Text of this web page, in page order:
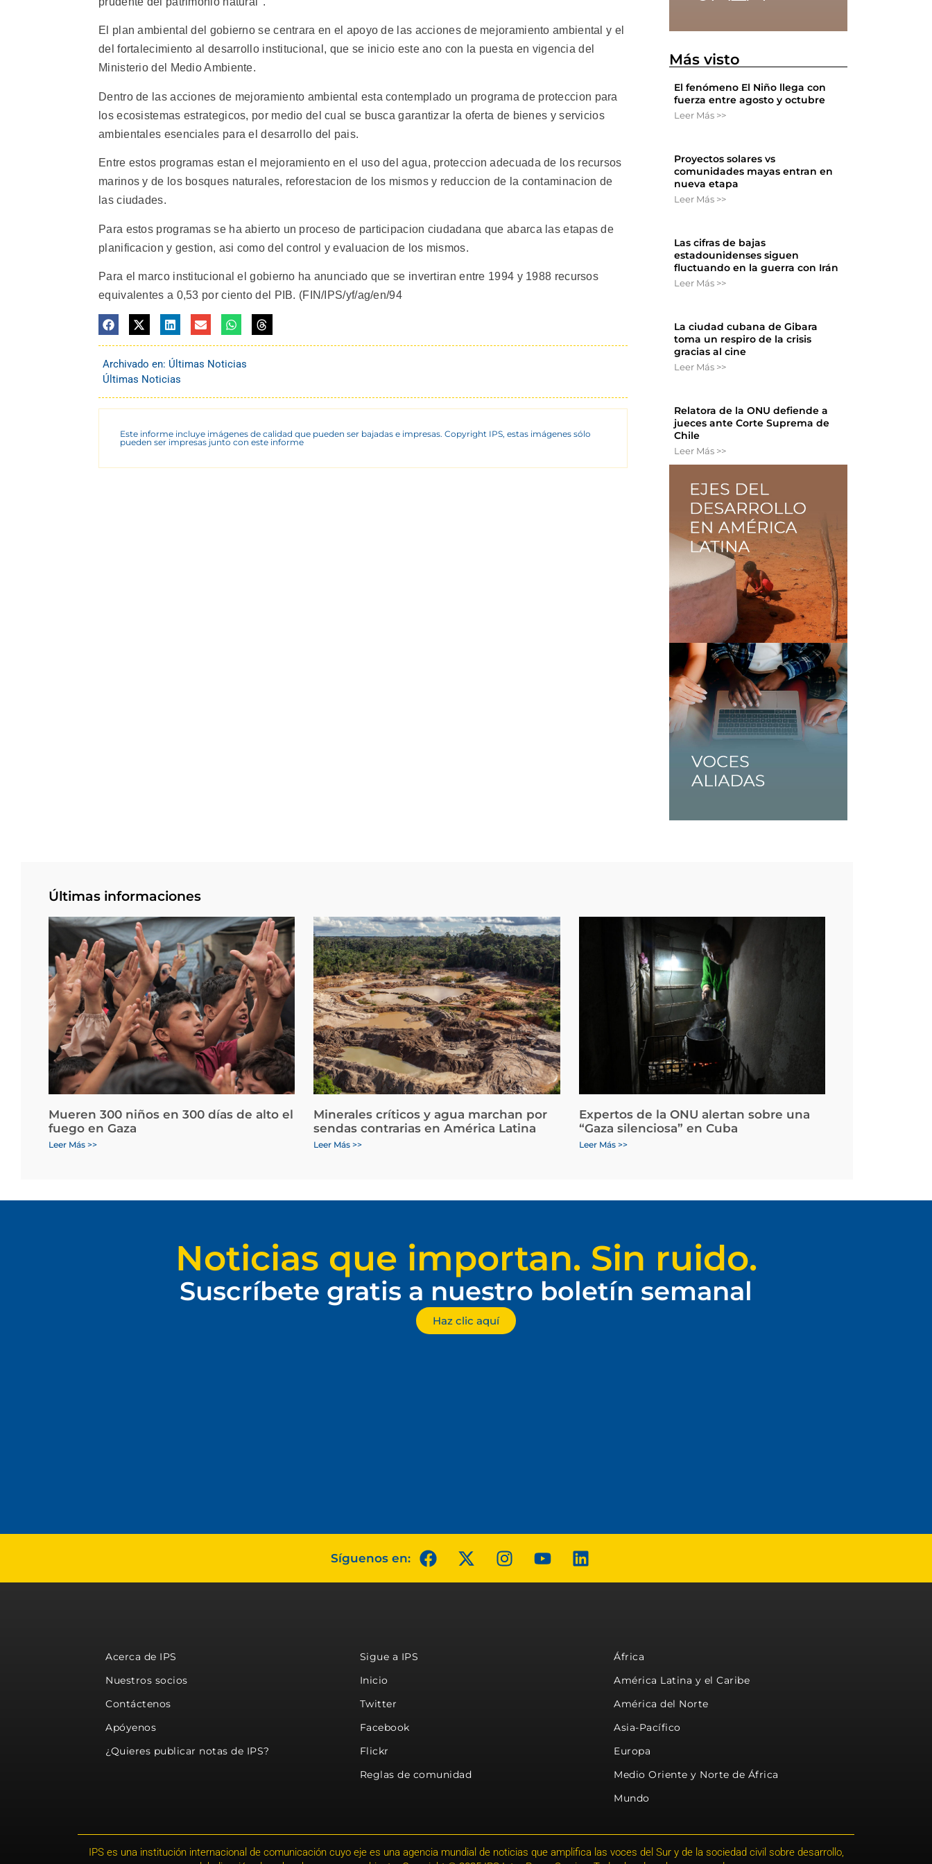
El plan ambiental del gobierno se centrara en el apoyo de las acciones de mejoramiento ambiental y el
del fortalecimiento al desarrollo institucional, que se inicio este ano con la puesta en vigencia del
Ministerio del Medio Ambiente.
Dentro de las acciones de mejoramiento ambiental esta contemplado un programa de proteccion para
los ecosistemas estrategicos, por medio del cual se busca garantizar la oferta de bienes y servicios
ambientales esenciales para el desarrollo del pais.
Entre estos programas estan el mejoramiento en el uso del agua, proteccion adecuada de los recursos
marinos y de los bosques naturales, reforestacion de los mismos y reduccion de la contaminacion de
las ciudades.
Para estos programas se ha abierto un proceso de participacion ciudadana que abarca las etapas de
planificacion y gestion, asi como del control y evaluacion de los mismos.
Para el marco institucional el gobierno ha anunciado que se invertiran entre 1994 y 1988 recursos
equivalentes a 0,53 por ciento del PIB. (FIN/IPS/yf/ag/en/94
Archivado en: Últimas Noticias
Últimas Noticias
Este informe incluye imágenes de calidad que pueden ser bajadas e impresas. Copyright IPS, estas imágenes sólo
pueden ser impresas junto con este informe
Más visto
El fenómeno El Niño llega con
fuerza entre agosto y octubre
Leer Más >>
Proyectos solares vs
comunidades mayas entran en
nueva etapa
Leer Más >>
Las cifras de bajas
estadounidenses siguen
fluctuando en la guerra con Irán
Leer Más >>
La ciudad cubana de Gibara
toma un respiro de la crisis
gracias al cine
Leer Más >>
Relatora de la ONU defiende a
jueces ante Corte Suprema de
Chile
Leer Más >>
Últimas informaciones
Mueren 300 niños en 300 días de alto el
fuego en Gaza
Leer Más >>
Minerales críticos y agua marchan por
sendas contrarias en América Latina
Leer Más >>
Expertos de la ONU alertan sobre una
“Gaza silenciosa” en Cuba
Leer Más >>
Noticias que importan. Sin ruido.
Suscríbete gratis a nuestro boletín semanal
Haz clic aquí
Síguenos en:
Acerca de IPS
Nuestros socios
Contáctenos
Apóyenos
¿Quieres publicar notas de IPS?
Sigue a IPS
Inicio
Twitter
Facebook
Flickr
Reglas de comunidad
África
América Latina y el Caribe
América del Norte
Asia-Pacífico
Europa
Medio Oriente y Norte de África
Mundo
IPS es una institución internacional de comunicación cuyo eje es una agencia mundial de noticias que amplifica las voces del Sur y de la sociedad civil sobre desarrollo,